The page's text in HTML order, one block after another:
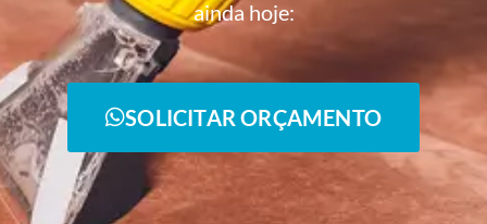
ainda hoje:
SOLICITAR ORÇAMENTO